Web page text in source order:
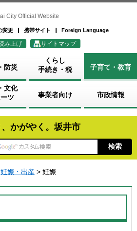
City Official Website
変更 携帯サイト Foreign Language
み上げ サイトマップ
防災
くらし
手続き・税
子育て・教育
文化
ツ
事業者向け 市政情報
、かがやく。坂井市
妊娠・出産 > 妊娠